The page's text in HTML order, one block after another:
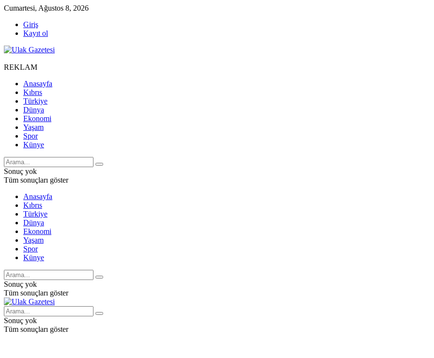
Cumartesi, Ağustos 8, 2026
Giriş
Kayıt ol
REKLAM
Anasayfa
Kıbrıs
Türkiye
Dünya
Ekonomi
Yaşam
Spor
Künye
Sonuç yok
Tüm sonuçları göster
Anasayfa
Kıbrıs
Türkiye
Dünya
Ekonomi
Yaşam
Spor
Künye
Sonuç yok
Tüm sonuçları göster
Sonuç yok
Tüm sonuçları göster